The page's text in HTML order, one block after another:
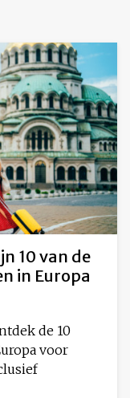
10 van de
in Europa
de 10
voor